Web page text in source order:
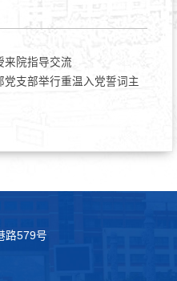
来院指导交流
党支部举行重温入党誓词主
路579号